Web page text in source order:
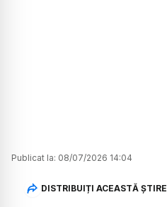
Publicat la: 08/07/2026 14:04
DISTRIBUIȚI ACEASTĂ ȘTIRE